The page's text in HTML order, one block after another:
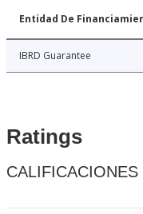
Entidad De
IBRD Guarantee
Ratings